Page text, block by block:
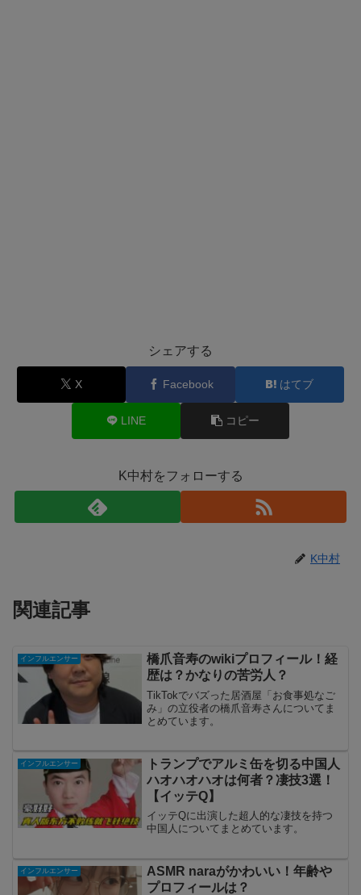
シェアする
X Facebook はてブ
LINE コピー
K中村をフォローする
K中村
関連記事
インフルエンサー
橋爪音寿のwikiプロフィール！経
歴は？かなりの苦労人？
TikTokでバズった居酒屋「お食事処なご
み」の立役者の橋爪音寿さんについてま
とめています。
インフルエンサー
トランプでアルミ缶を切る中国人
ハオハオハオは何者？凄技3選！
【イッテQ】
イッテQに出演した超人的な凄技を持つ
中国人についてまとめています。
インフルエンサー
ASMR naraがかわいい！年齢や
プロフィールは？